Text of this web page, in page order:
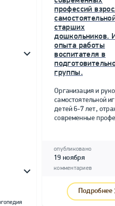
профессий
старших
дошкольников.
опыта работы
воспитателя в
группы.
Организация и
самостоятельной
детей 6-7 лет,
современные
опубликовано
19 ноября
комментариев
Подробнее